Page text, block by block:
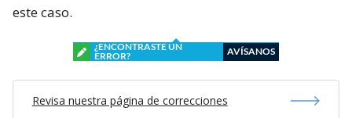
este caso.
¿ENCONTRASTE UN
ERROR?
AVÍSANOS
Revisa nuestra página de correcciones